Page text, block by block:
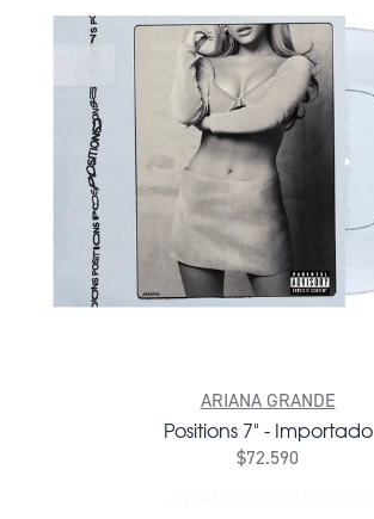
ARIANA GRANDE
Positions 7" - Importado
$72.590